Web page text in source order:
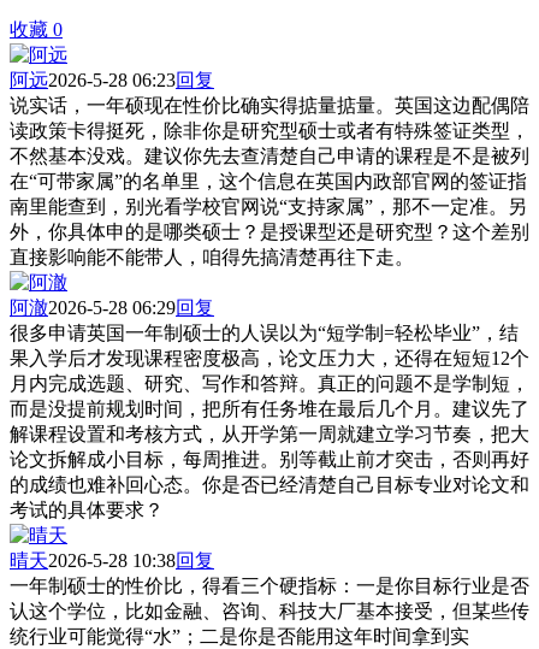
收藏 0
阿远2026-5-28 06:23回复
说实话，一年硕现在性价比确实得掂量掂量。英国这边配偶陪
读政策卡得挺死，除非你是研究型硕士或者有特殊签证类型，
不然基本没戏。建议你先去查清楚自己申请的课程是不是被列
在“可带家属”的名单里，这个信息在英国内政部官网的签证指
南里能查到，别光看学校官网说“支持家属”，那不一定准。另
外，你具体申的是哪类硕士？是授课型还是研究型？这个差别
直接影响能不能带人，咱得先搞清楚再往下走。
阿澈2026-5-28 06:29回复
很多申请英国一年制硕士的人误以为“短学制=轻松毕业”，结
果入学后才发现课程密度极高，论文压力大，还得在短短12个
月内完成选题、研究、写作和答辩。真正的问题不是学制短，
而是没提前规划时间，把所有任务堆在最后几个月。建议先了
解课程设置和考核方式，从开学第一周就建立学习节奏，把大
论文拆解成小目标，每周推进。别等截止前才突击，否则再好
的成绩也难补回心态。你是否已经清楚自己目标专业对论文和
考试的具体要求？
晴天2026-5-28 10:38回复
一年制硕士的性价比，得看三个硬指标：一是你目标行业是否
认这个学位，比如金融、咨询、科技大厂基本接受，但某些传
统行业可能觉得“水”；二是你是否能用这年时间拿到实